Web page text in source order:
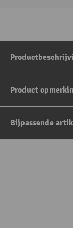
Product
Bijpassende